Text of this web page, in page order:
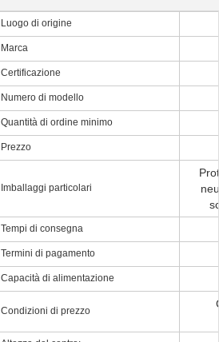
Luogo di origine
Marca
Certificazione
Numero di modello
Quantità di ordine minimo
Prezzo
Imballaggi particolari
Tempi di consegna
Termini di pagamento
Capacità di alimentazione
Condizioni di prezzo